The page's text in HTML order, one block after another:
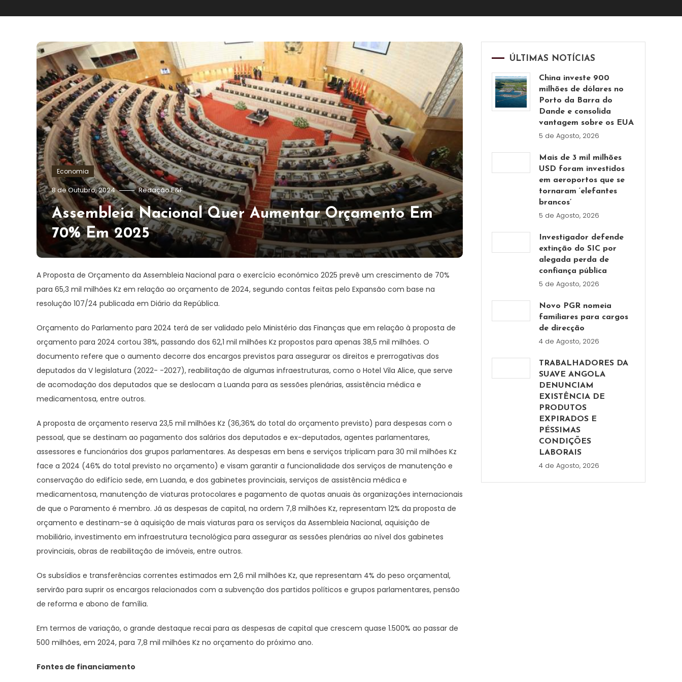
Economia
8 de Outubro, 2024 Redação E&F
Assembleia Nacional Quer Aumentar Orçamento Em
70% Em 2025
A Proposta de Orçamento da Assembleia Nacional para o exercício económico 2025 prevê um crescimento de 70%
para 65,3 mil milhões Kz em relação ao orçamento de 2024, segundo contas feitas pelo Expansão com base na
resolução 107/24 publicada em Diário da República.
Orçamento do Parlamento para 2024 terá de ser validado pelo Ministério das Finanças que em relação à proposta de
orçamento para 2024 cortou 38%, passando dos 62,1 mil milhões Kz propostos para apenas 38,5 mil milhões. O
documento refere que o aumento decorre dos encargos previstos para assegurar os direitos e prerrogativas dos
deputados da V legislatura (2022- -2027), reabilitação de algumas infraestruturas, como o Hotel Vila Alice, que serve
de acomodação dos deputados que se deslocam a Luanda para as sessões plenárias, assistência médica e
medicamentosa, entre outros.
A proposta de orçamento reserva 23,5 mil milhões Kz (36,36% do total do orçamento previsto) para despesas com o
pessoal, que se destinam ao pagamento dos salários dos deputados e ex-deputados, agentes parlamentares,
assessores e funcionários dos grupos parlamentares. As despesas em bens e serviços triplicam para 30 mil milhões Kz
face a 2024 (46% do total previsto no orçamento) e visam garantir a funcionalidade dos serviços de manutenção e
conservação do edifício sede, em Luanda, e dos gabinetes provinciais, serviços de assistência médica e
medicamentosa, manutenção de viaturas protocolares e pagamento de quotas anuais às organizações internacionais
de que o Paramento é membro. Já as despesas de capital, na ordem 7,8 milhões Kz, representam 12% da proposta de
orçamento e destinam-se à aquisição de mais viaturas para os serviços da Assembleia Nacional, aquisição de
mobiliário, investimento em infraestrutura tecnológica para assegurar as sessões plenárias ao nível dos gabinetes
provinciais, obras de reabilitação de imóveis, entre outros.
Os subsídios e transferências correntes estimados em 2,6 mil milhões Kz, que representam 4% do peso orçamental,
servirão para suprir os encargos relacionados com a subvenção dos partidos políticos e grupos parlamentares, pensão
de reforma e abono de família.
Em termos de variação, o grande destaque recai para as despesas de capital que crescem quase 1.500% ao passar de
500 milhões, em 2024, para 7,8 mil milhões Kz no orçamento do próximo ano.
Fontes de financiamento
ÚLTIMAS NOTÍCIAS
China investe 900
milhões de dólares no
Porto da Barra do
Dande e consolida
vantagem sobre os EUA
5 de Agosto, 2026
Mais de 3 mil milhões
USD foram investidos
em aeroportos que se
tornaram ‘elefantes
brancos’
5 de Agosto, 2026
Investigador defende
extinção do SIC por
alegada perda de
confiança pública
5 de Agosto, 2026
Novo PGR nomeia
familiares para cargos
de direcção
4 de Agosto, 2026
TRABALHADORES DA
SUAVE ANGOLA
DENUNCIAM
EXISTÊNCIA DE
PRODUTOS
EXPIRADOS E
PÉSSIMAS
CONDIÇÕES
LABORAIS
4 de Agosto, 2026